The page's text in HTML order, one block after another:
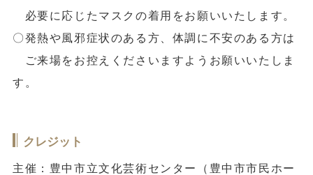
必要に応じたマスクの着用をお願いいたします。
〇発熱や風邪症状のある方、体調に不安のある方は
ご来場をお控えくださいますようお願いいたしま
す。
クレジット
主催：豊中市立文化芸術センター（豊中市市民ホー